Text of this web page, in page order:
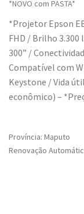
*NOVO com PASTA*
*Projetor Epson
FHD / Brilho 3.300
300” /
Compatível com
Keystone / Vida
econômico) –
Província: Maputo
Renovação